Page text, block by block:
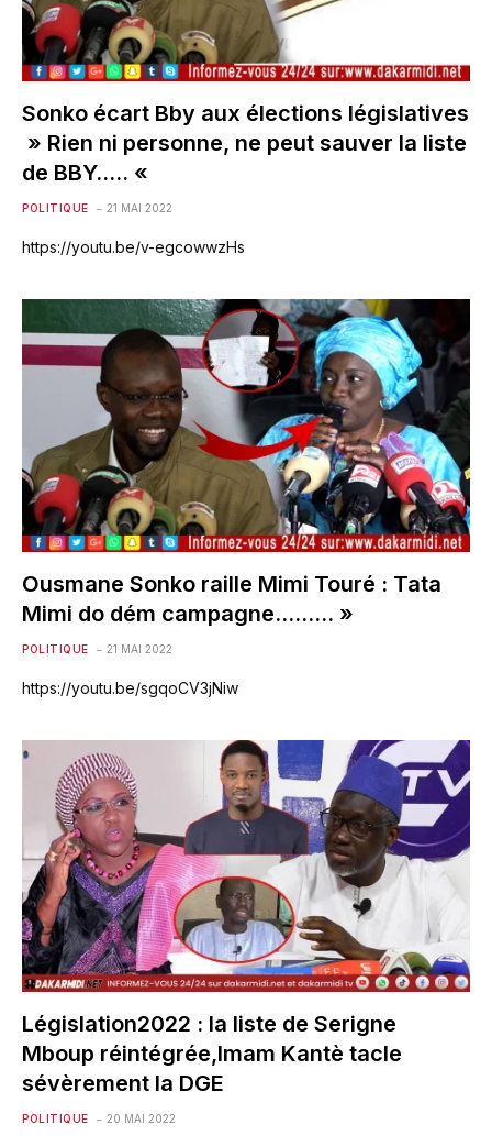
Sonko écart Bby aux élections législatives
» Rien ni personne, ne peut sauver la liste
de BBY….. «
POLITIQUE 21 MAI 2022
https://youtu.be/v-egcowwzHs
Ousmane Sonko raille Mimi Touré : Tata
Mimi do dém campagne……… »
POLITIQUE 21 MAI 2022
https://youtu.be/sgqoCV3jNiw
Législation2022 : la liste de Serigne
Mboup réintégrée,Imam Kantè tacle
sévèrement la DGE
POLITIQUE 20 MAI 2022